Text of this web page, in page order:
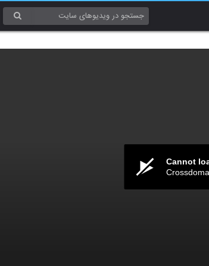
Cannot